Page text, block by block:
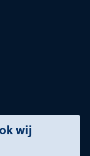
wij